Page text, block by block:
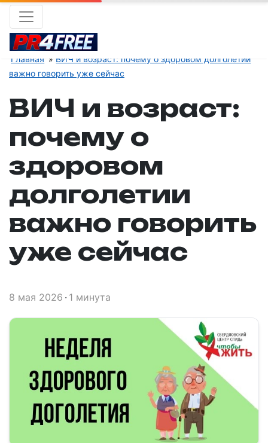
Главная
ВИЧ и возраст: почему о здоровом долголетии
важно говорить уже сейчас
ВИЧ и возраст:
почему о
здоровом
долголетии
важно говорить
уже сейчас
8 мая 2026 1 минута